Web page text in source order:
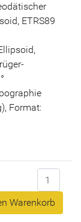
ETRS89
Format:
Anzahl
Warenkorb